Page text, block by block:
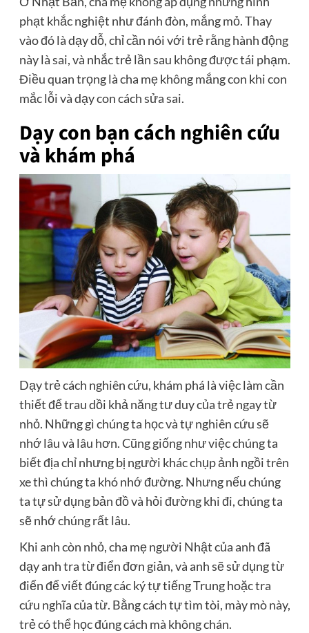
phạt khắc nghiệt như đánh đòn, mắng mỏ. Thay
vào đó là dạy dỗ, chỉ cần nói với trẻ rằng hành động
này là sai, và nhắc trẻ lần sau không được tái phạm.
Điều quan trọng là cha mẹ không mắng con khi con
mắc lỗi và dạy con cách sửa sai.
Dạy con bạn cách nghiên cứu
và khám phá
Dạy trẻ cách nghiên cứu, khám phá là việc làm cần
thiết để trau dồi khả năng tư duy của trẻ ngay từ
nhỏ. Những gì chúng ta học và tự nghiên cứu sẽ
nhớ lâu và lâu hơn. Cũng giống như việc chúng ta
biết địa chỉ nhưng bị người khác chụp ảnh ngồi trên
xe thì chúng ta khó nhớ đường. Nhưng nếu chúng
ta tự sử dụng bản đồ và hỏi đường khi đi, chúng ta
sẽ nhớ chúng rất lâu.
Khi anh còn nhỏ, cha mẹ người Nhật của anh đã
dạy anh tra từ điển đơn giản, và anh sẽ sử dụng từ
điển để viết đúng các ký tự tiếng Trung hoặc tra
cứu nghĩa của từ. Bằng cách tự tìm tòi, mày mò này,
trẻ có thể học đúng cách mà không chán.